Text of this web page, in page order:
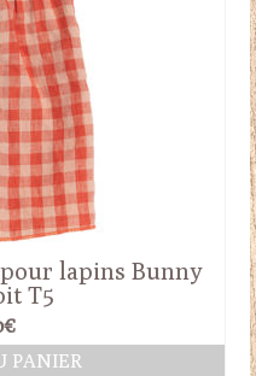
lapins Bunny
T5
€
PANIER